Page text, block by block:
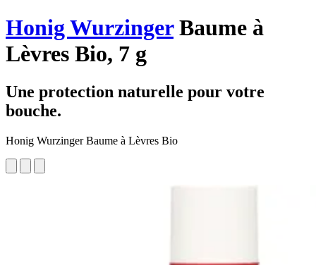
Honig WurzingerBaume à
Lèvres Bio, 7 g
Une protection naturelle pour votre
bouche.
Honig Wurzinger Baume à Lèvres Bio